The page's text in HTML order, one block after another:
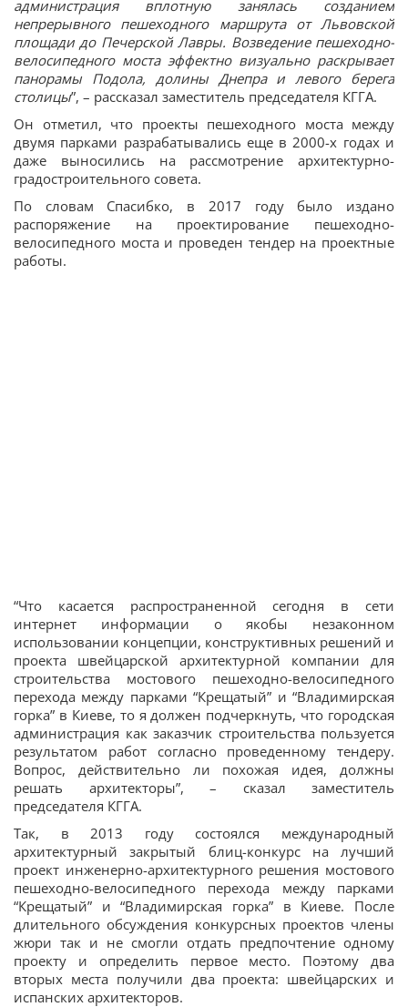
администрация вплотную занялась созданием
непрерывного пешеходного маршрута от Львовской
площади до Печерской Лавры. Возведение пешеходно-
велосипедного моста эффектно визуально раскрывает
панорамы Подола, долины Днепра и левого берега
столицы”, – рассказал заместитель председателя КГГА.
Он отметил, что проекты пешеходного моста между
двумя парками разрабатывались еще в 2000-х годах и
даже выносились на рассмотрение архитектурно-
градостроительного совета.
По словам Спасибко, в 2017 году было издано
распоряжение на проектирование пешеходно-
велосипедного моста и проведен тендер на проектные
работы.
“Что касается распространенной сегодня в сети
интернет информации о якобы незаконном
использовании концепции, конструктивных решений и
проекта швейцарской архитектурной компании для
строительства мостового пешеходно-велосипедного
перехода между парками “Крещатый” и “Владимирская
горка” в Киеве, то я должен подчеркнуть, что городская
администрация как заказчик строительства пользуется
результатом работ согласно проведенному тендеру.
Вопрос, действительно ли похожая идея, должны
решать архитекторы”, – сказал заместитель
председателя КГГА.
Так, в 2013 году состоялся международный
архитектурный закрытый блиц-конкурс на лучший
проект инженерно-архитектурного решения мостового
пешеходно-велосипедного перехода между парками
“Крещатый” и “Владимирская горка” в Киеве. После
длительного обсуждения конкурсных проектов члены
жюри так и не смогли отдать предпочтение одному
проекту и определить первое место. Поэтому два
вторых места получили два проекта: швейцарских и
испанских архитекторов.